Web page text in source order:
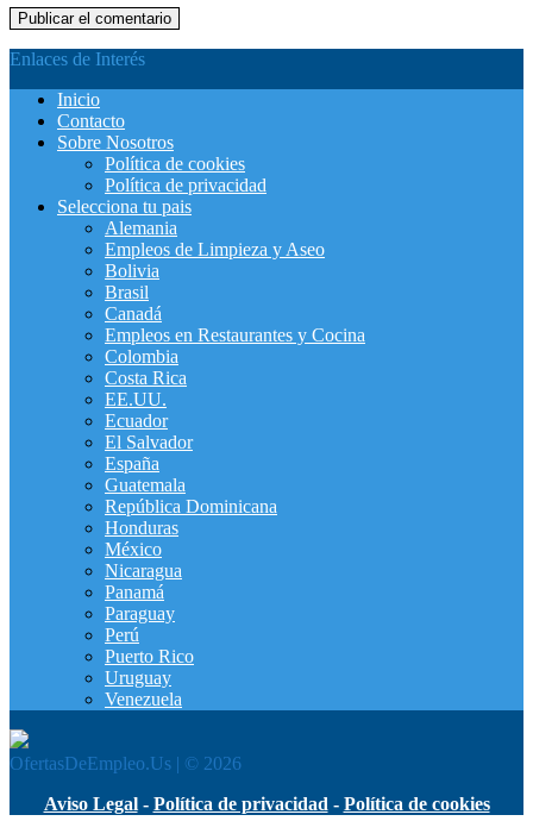
Enlaces de Interés
Inicio
Contacto
Sobre Nosotros
Política de cookies
Política de privacidad
Selecciona tu pais
Alemania
Empleos de Limpieza y Aseo
Bolivia
Brasil
Canadá
Empleos en Restaurantes y Cocina
Colombia
Costa Rica
EE.UU.
Ecuador
El Salvador
España
Guatemala
República Dominicana
Honduras
México
Nicaragua
Panamá
Paraguay
Perú
Puerto Rico
Uruguay
Venezuela
OfertasDeEmpleo.Us | © 2026
Aviso Legal- Política de privacidad - Política de cookies